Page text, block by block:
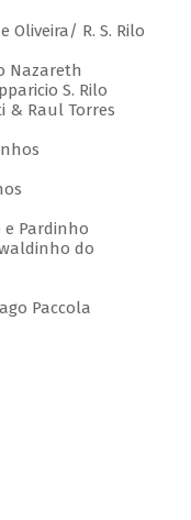
Oliveira/ R. S. Rilo
Nazareth
S. Rilo
& Raul Torres
e Pardinho
do
Paccola